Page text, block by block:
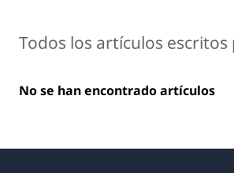
Todos los artículos escritos
No se han encontrado artículos